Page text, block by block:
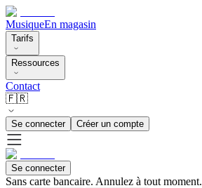
MusiqueEn magasin
Tarifs
Ressources
Contact
🇫🇷
Se connecter Créer un compte
Se connecter
Sans carte bancaire. Annulez à tout moment.